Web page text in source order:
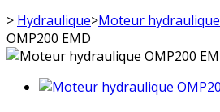
> Hydraulique>Moteur hydraulique
OMP200 EMD